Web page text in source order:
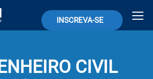
INSCREVA-SE
CIVIL